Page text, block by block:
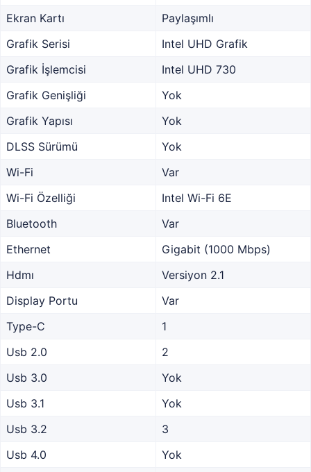
Ekran Kartı
Paylaşımlı
Grafik Serisi
Intel UHD Grafik
Grafik İşlemcisi
Intel UHD 730
Grafik Genişliği
Yok
Grafik Yapısı
Yok
DLSS Sürümü
Yok
Wi-Fi
Var
Wi-Fi Özelliği
Intel Wi-Fi 6E
Bluetooth
Var
Ethernet
Gigabit (1000 Mbps)
Hdmı
Versiyon 2.1
Display Portu
Var
Type-C
1
Usb 2.0
2
Usb 3.0
Yok
Usb 3.1
Yok
Usb 3.2
3
Usb 4.0
Yok